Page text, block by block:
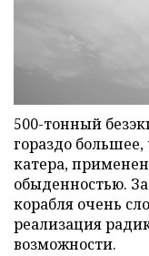
500-тонный
гораздо
катера,
обыденностью.
корабля очень
реализация
возможности.